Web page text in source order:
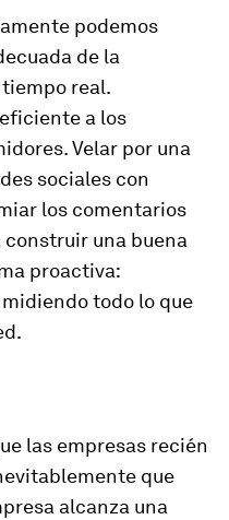
podemos
de la
real.
a los
Velar por una
sociales con
los comentarios
construir una buena
proactiva:
todo lo que
las empresas recién
que
alcanza una